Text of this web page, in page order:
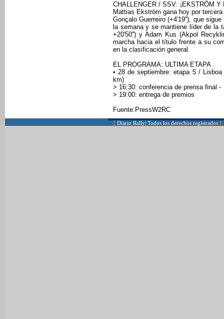
CHALLENGER / SSV: ¡EKSTRÖM
Mattias Ekström gana hoy por
Gonçalo Guerreiro (+4'19''), que
la semana y se mantiene líder de la
+20'50'') y Adam Kus (Akpol
marcha hacia el título frente a su
en la clasificación general.
EL PROGRAMA: ULTIMA ETAPA
• 28 de septiembre: etapa 5 /
km)
> 16:30: conferencia de prensa final -
> 19:00: entrega de premios
Fuente:PressW2RC
[ Diario Rally| Todos los derechos registrados ]